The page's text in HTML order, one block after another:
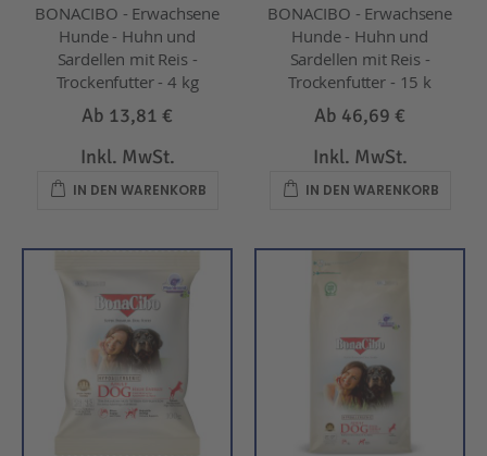
BONACIBO - Erwachsene
Hunde - Huhn und
Sardellen mit Reis -
Trockenfutter - 4 kg
Ab 13,81 €
Inkl. MwSt.
IN DEN WARENKORB
BONACIBO - Erwachsene
Hunde - Huhn und
Sardellen mit Reis -
Trockenfutter - 15 k
Ab 46,69 €
Inkl. MwSt.
IN DEN WARENKORB